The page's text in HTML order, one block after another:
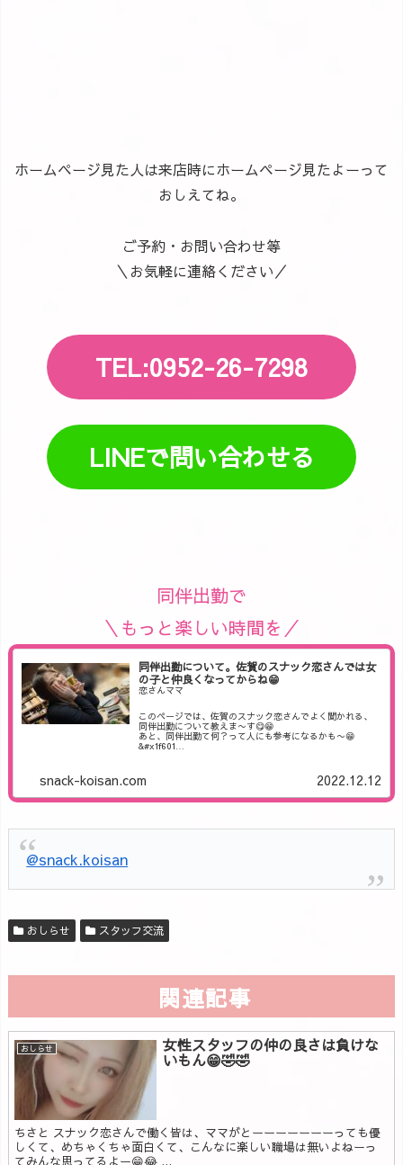
ホームページ見た人は来店時にホームページ見たよーって
おしえてね。
ご予約・お問い合わせ等
＼お気軽に連絡ください／
TEL:0952-26-7298
LINEで問い合わせる
同伴出勤で
＼もっと楽しい時間を／
同伴出勤について。佐賀のスナック恋さんでは女
の子と仲良くなってからね😁
恋さんママ
このページでは、佐賀のスナック恋さんでよく聞かれる、
同伴出勤について教えま〜す😋😁
あと、同伴出勤て何？って人にも参考になるかも〜😁
&#x1f601…
snack-koisan.com 2022.12.12
@snack.koisan
おしらせ スタッフ交流
関連記事
おしらせ 女性スタッフの仲の良さは負けな
いもん😁🤣🤣
ちさと スナック恋さんで働く皆は、ママがとーーーーーーーっても優
しくて、めちゃくちゃ面白くて、こんなに楽しい職場は無いよねーっ
てみんな思ってるよー😁😂 ...